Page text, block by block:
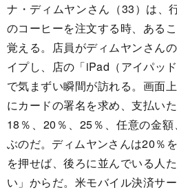
ナ・ディムヤンさん（33）は、
のコーヒーを注文する時、ある
覚える。店員がディムヤンさん
イプし、店の「iPad（アイパッ
で気まずい瞬間が訪れる。画面
にカードの署名を求め、支払い
18％、20％、25％、任意の金
ぶのだ。ディムヤンさんは20％
を押せば、後ろに並んでいる人
い」からだ。米モバイル決済サ